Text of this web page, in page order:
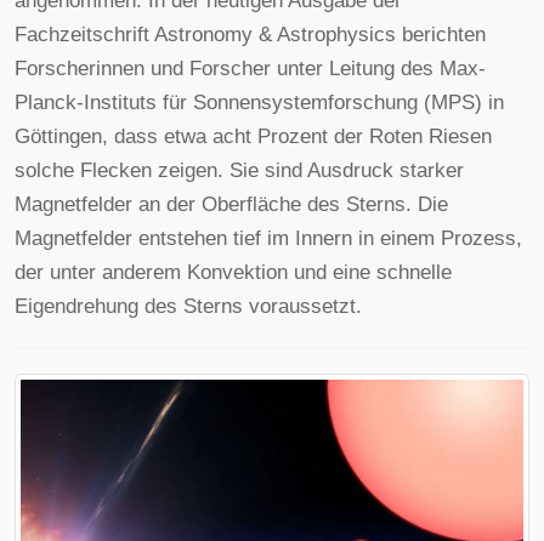
Fachzeitschrift Astronomy & Astrophysics berichten
Forscherinnen und Forscher unter Leitung des Max-
Planck-Instituts für Sonnensystemforschung (MPS) in
Göttingen, dass etwa acht Prozent der Roten Riesen
solche Flecken zeigen. Sie sind Ausdruck starker
Magnetfelder an der Oberfläche des Sterns. Die
Magnetfelder entstehen tief im Innern in einem Prozess,
der unter anderem Konvektion und eine schnelle
Eigendrehung des Sterns voraussetzt.